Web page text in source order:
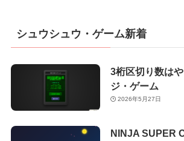
シュウシュウ・ゲーム新着
3桁区切り数は
ジ・ゲーム
2026年5月27日
NINJA SUPER